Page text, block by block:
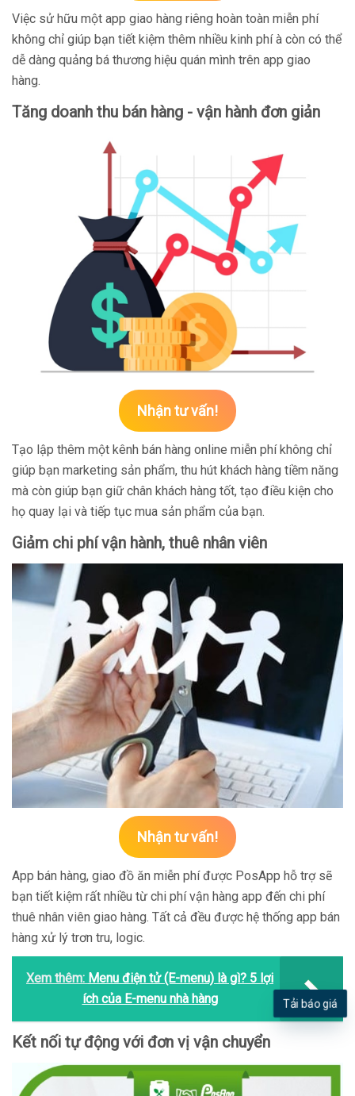
Việc sử hữu một app giao hàng riêng hoàn toàn miễn phí
không chỉ giúp bạn tiết kiệm thêm nhiều kinh phí à còn có thể
dễ dàng quảng bá thương hiệu quán mình trên app giao
hàng.
Tăng doanh thu bán hàng - vận hành đơn giản
Nhận tư vấn!
Tạo lập thêm một kênh bán hàng online miễn phí không chỉ
giúp bạn marketing sản phẩm, thu hút khách hàng tiềm năng
mà còn giúp bạn giữ chân khách hàng tốt, tạo điều kiện cho
họ quay lại và tiếp tục mua sản phẩm của bạn.
Giảm chi phí vận hành, thuê nhân viên
Nhận tư vấn!
App bán hàng, giao đồ ăn miễn phí được PosApp hỗ trợ sẽ
bạn tiết kiệm rất nhiều từ chi phí vận hàng app đến chi phí
thuê nhân viên giao hàng. Tất cả đều được hệ thống app bán
hàng xử lý trơn tru, logic.
Xem thêm: Menu điện tử (E-menu) là gì? 5 lợi
ích của E-menu nhà hàng
Kết nối tự động với đơn vị vận chuyển
Tải báo giá